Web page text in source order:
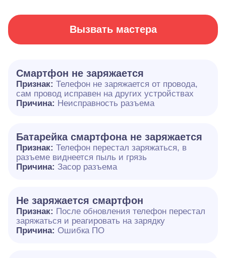
Вызвать мастера
Смартфон не заряжается
Признак: Телефон не заряжается от провода,
сам провод исправен на других устройствах
Причина: Неисправность разъема
Батарейка смартфона не заряжается
Признак: Телефон перестал заряжаться, в
разъеме виднеется пыль и грязь
Причина: Засор разъема
Не заряжается смартфон
Признак: После обновления телефон перестал
заряжаться и реагировать на зарядку
Причина: Ошибка ПО